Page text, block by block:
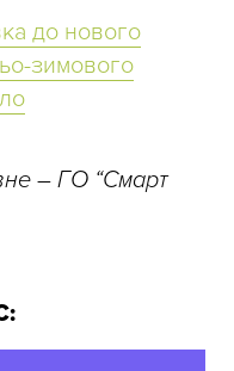
до нового
зимового
– ГО “Смарт